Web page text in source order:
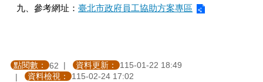
九、參考網址： 臺北市政府員工協助方案專區
點閱數： 62 資料更新：
115-01-22 18:49
資料檢視：
115-02-24 17:02